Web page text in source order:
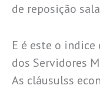
de reposição
E é este o
dos Servidores
As cláusulss